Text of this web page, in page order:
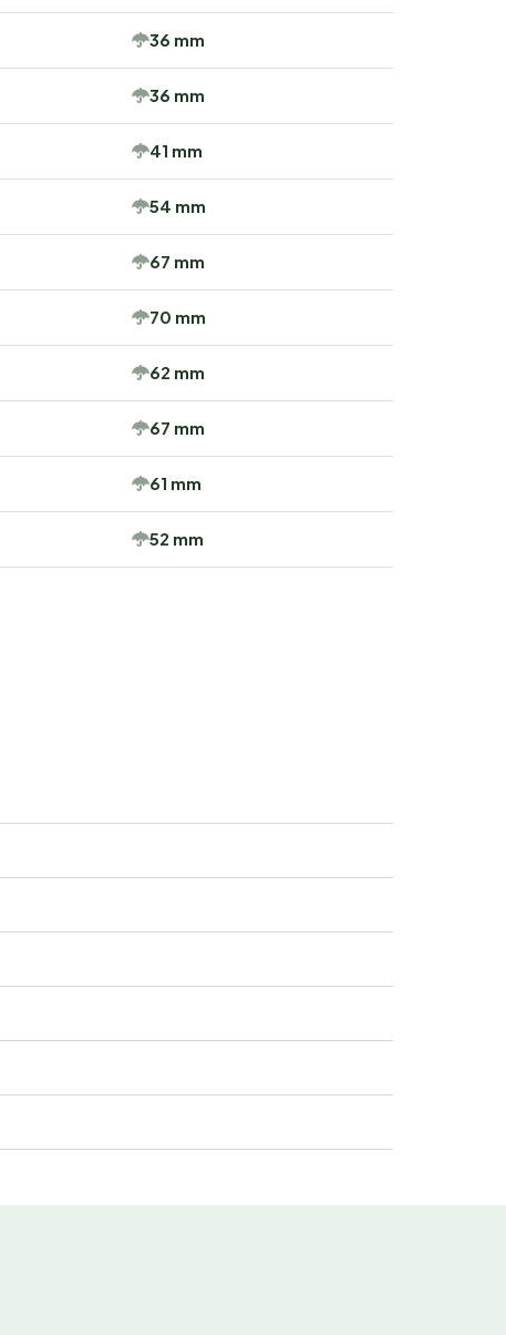
36 mm
36 mm
41 mm
54 mm
67 mm
70 mm
62 mm
67 mm
61 mm
52 mm